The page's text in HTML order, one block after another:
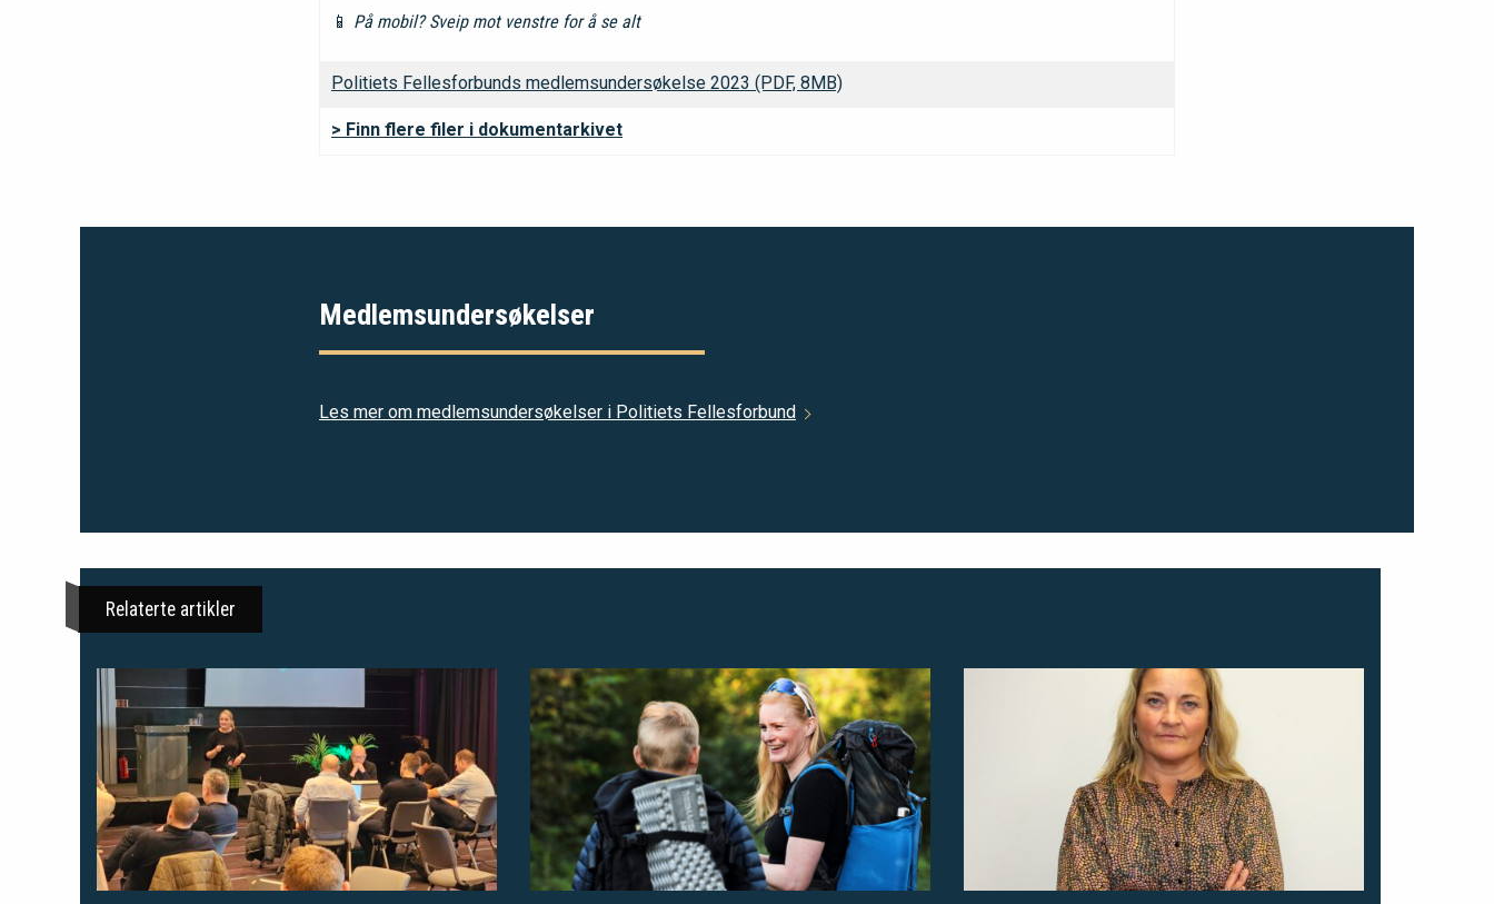
📱 På mobil? Sveip mot venstre for å se alt
Politiets Fellesforbunds medlemsundersøkelse 2023 (PDF, 8MB)
> Finn flere filer i dokumentarkivet
Medlemsundersøkelser
Les mer om medlemsundersøkelser i Politiets Fellesforbund
Relaterte artikler